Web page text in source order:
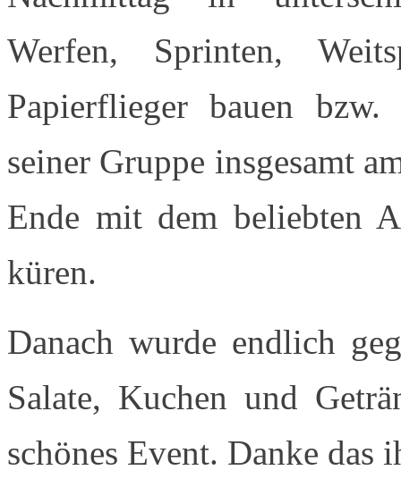
Werfen, Sprinten,
Papierflieger bauen
seiner Gruppe insgesamt
Ende mit dem beliebten
küren.
Danach wurde endlich
Salate, Kuchen und
schönes Event. Danke das